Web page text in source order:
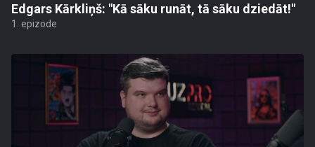
Edgars Kārkliņš: "Kā sāku runāt, tā sāku dziedāt!"
1. epizode